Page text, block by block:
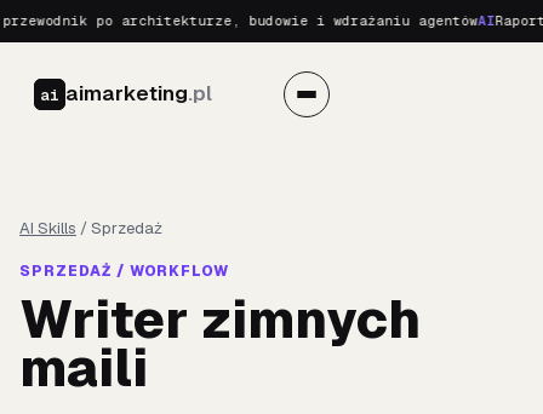
po architekturze, budowie i wdrażaniu agentówAIRaport
ai aimarketing.pl
AI Skills /Sprzedaż
SPRZEDAŻ / WORKFLOW
Writer zimnych
maili